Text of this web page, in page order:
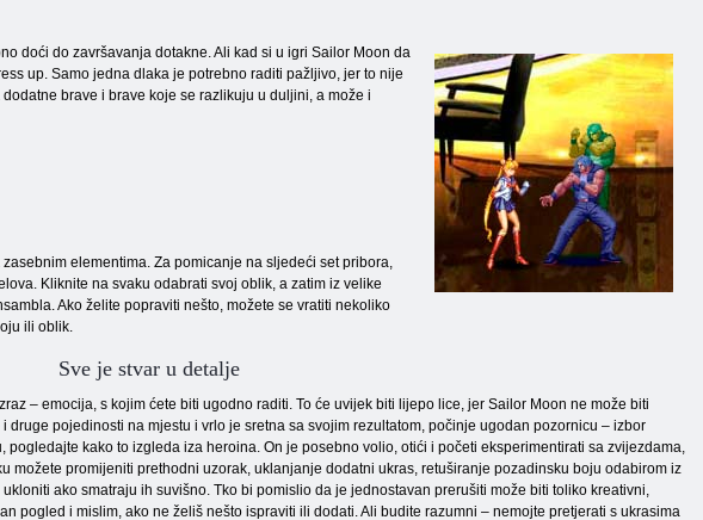
doći do završavanja dotakne. Ali kad si u igri Sailor Moon da
up. Samo jedna dlaka je potrebno raditi pažljivo, jer to nije
brave i brave koje se razlikuju u duljini, a može i
elementima. Za pomicanje na sljedeći set pribora,
Kliknite na svaku odabrati svoj oblik, a zatim iz velike
Ako želite popraviti nešto, možete se vratiti nekoliko
ili oblik.
Sve je stvar u detalje
– emocija, s kojim ćete biti ugodno raditi. To će uvijek biti lijepo lice, jer Sailor Moon ne može biti
druge pojedinosti na mjestu i vrlo je sretna sa svojim rezultatom, počinje ugodan pozornicu – izbor
kako to izgleda iza heroina. On je posebno volio, otići i početi eksperimentirati sa zvijezdama,
možete promijeniti prethodni uzorak, uklanjanje dodatni ukras, retuširanje pozadinsku boju odabirom iz
ako smatraju ih suvišno. Tko bi pomislio da je jednostavan prerušiti može biti toliko kreativni,
pogled i mislim, ako ne želiš nešto ispraviti ili dodati. Ali budite razumni – nemojte pretjerati s ukrasima